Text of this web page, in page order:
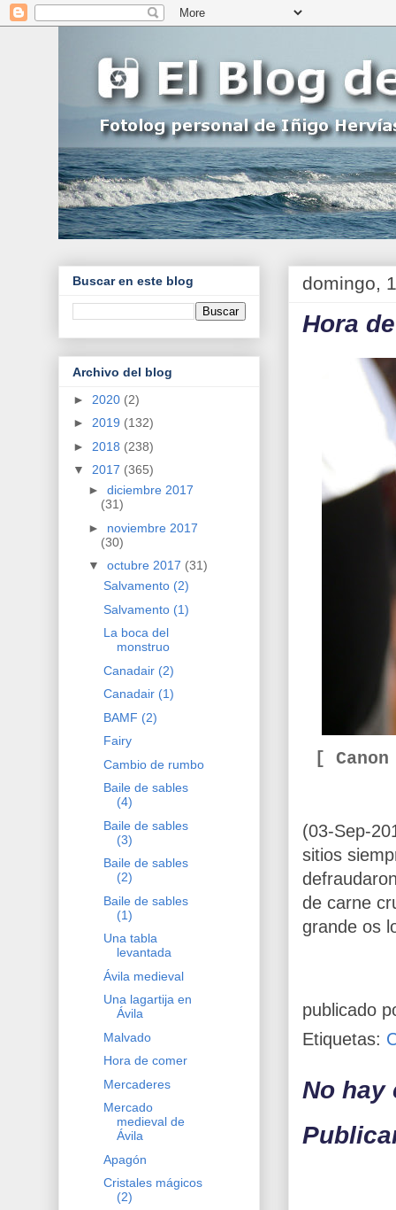
domingo,
Hora
[
(03-Sep-
sitios
de carne
grande os
publicado
Etiquetas:
No hay
Buscar en este blog
Archivo del blog
► 2020 (2)
► 2019 (132)
► 2018 (238)
▼ 2017 (365)
► diciembre 2017
(31)
► noviembre 2017
(30)
▼ octubre 2017 (31)
Salvamento (2)
Salvamento (1)
La boca del
monstruo
Canadair (2)
Canadair (1)
BAMF (2)
Fairy
Cambio de rumbo
Baile de sables
(4)
Baile de sables
(3)
Baile de sables
(2)
Baile de sables
(1)
Una tabla
levantada
Ávila medieval
Una lagartija en
Ávila
Malvado
Hora de comer
Mercaderes
Mercado
medieval de
Ávila
Apagón
Cristales mágicos
(2)